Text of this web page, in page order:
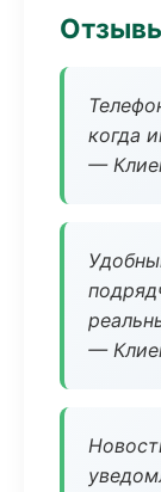
когда
—
—